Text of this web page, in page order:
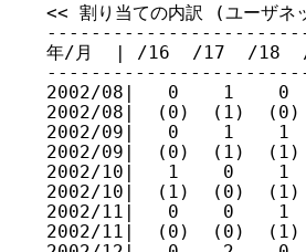
<< 割り当ての内訳 (ユーザネ
年/月  | /16  /17  /18
2002/08|   0    1
2002/08|  (0)  (1)
2002/09|   0    1
2002/09|  (0)  (1)
2002/10|   1    0
2002/10|  (1)  (0)
2002/11|   0    0
2002/11|  (0)  (0)